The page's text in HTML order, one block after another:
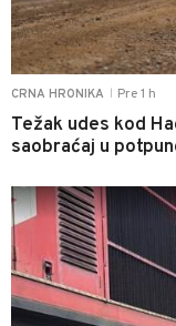
CRNA HRONIKA Pre 1 h
Težak udes kod
saobraćaj u